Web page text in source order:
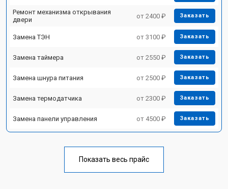
Ремонт механизма открывания
двери
от 2400 ₽ Заказать
Замена ТЭН от 3100 ₽ Заказать
Замена таймера от 2550 ₽ Заказать
Замена шнура питания от 2500 ₽ Заказать
Замена термодатчика от 2300 ₽ Заказать
Замена панели управления от 4500 ₽ Заказать
Показать весь прайс